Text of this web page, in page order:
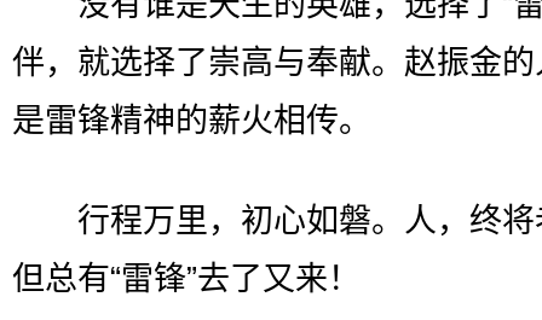
伴，就选择了崇高与奉献。赵振金
是雷锋精神的薪火相传。
行程万里，初心如磐。人，终将
但总有“雷锋”去了又来！